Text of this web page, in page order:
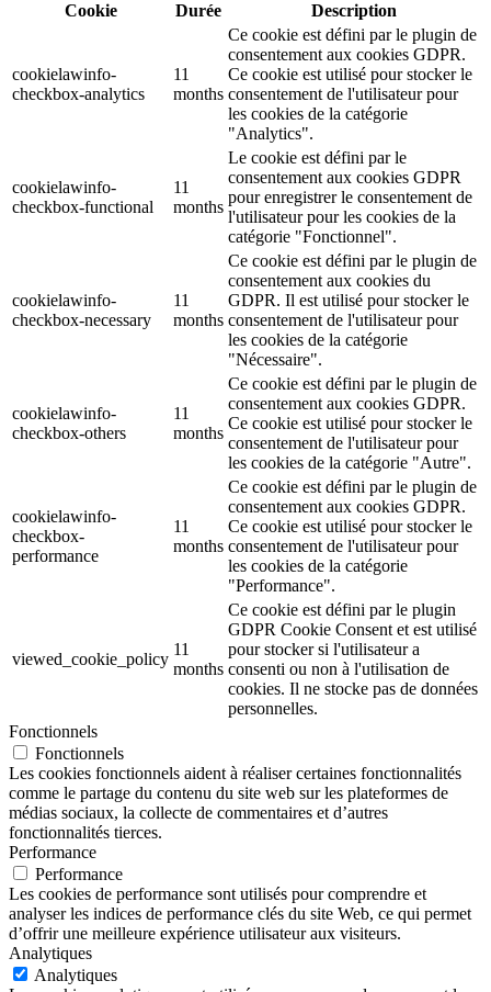
Cookie
Durée Description
cookielawinfo-
checkbox-analytics
11
months
Ce cookie est défini par le plugin de
consentement aux cookies GDPR.
Ce cookie est utilisé pour stocker le
consentement de l'utilisateur pour
les cookies de la catégorie
"Analytics".
cookielawinfo-
checkbox-functional
11
months
Le cookie est défini par le
consentement aux cookies GDPR
pour enregistrer le consentement de
l'utilisateur pour les cookies de la
catégorie "Fonctionnel".
cookielawinfo-
checkbox-necessary
11
months
Ce cookie est défini par le plugin de
consentement aux cookies du
GDPR. Il est utilisé pour stocker le
consentement de l'utilisateur pour
les cookies de la catégorie
"Nécessaire".
cookielawinfo-
checkbox-others
11
months
Ce cookie est défini par le plugin de
consentement aux cookies GDPR.
Ce cookie est utilisé pour stocker le
consentement de l'utilisateur pour
les cookies de la catégorie "Autre".
cookielawinfo-
checkbox-
performance
11
months
Ce cookie est défini par le plugin de
consentement aux cookies GDPR.
Ce cookie est utilisé pour stocker le
consentement de l'utilisateur pour
les cookies de la catégorie
"Performance".
viewed_cookie_policy
11
months
Ce cookie est défini par le plugin
GDPR Cookie Consent et est utilisé
pour stocker si l'utilisateur a
consenti ou non à l'utilisation de
cookies. Il ne stocke pas de données
personnelles.
Fonctionnels
Fonctionnels
Les cookies fonctionnels aident à réaliser certaines fonctionnalités
comme le partage du contenu du site web sur les plateformes de
médias sociaux, la collecte de commentaires et d’autres
fonctionnalités tierces.
Performance
Performance
Les cookies de performance sont utilisés pour comprendre et
analyser les indices de performance clés du site Web, ce qui permet
d’offrir une meilleure expérience utilisateur aux visiteurs.
Analytiques
Analytiques